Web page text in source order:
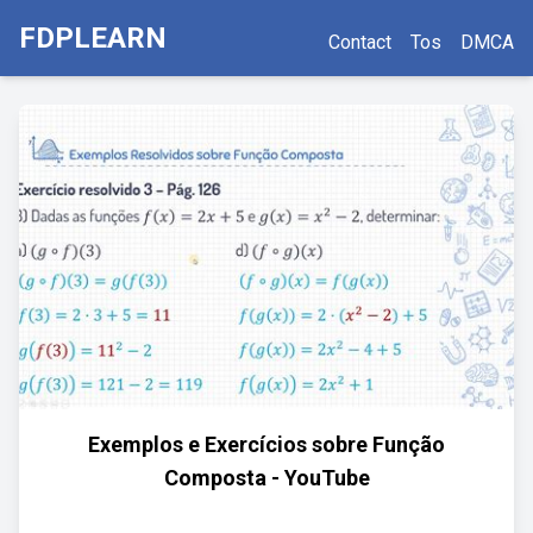
FDPLEARN Contact Tos DMCA
Exemplos e Exercícios sobre Função
Composta - YouTube